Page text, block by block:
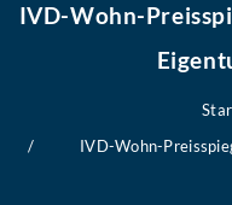
IVD-Wohn-
IVD-Wohn-